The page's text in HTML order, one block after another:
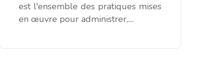
est l'ensemble des pratiques mises
en œuvre pour administrer,....